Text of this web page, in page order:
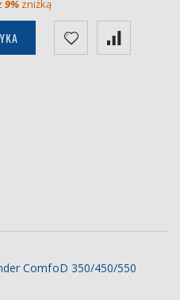
9% zniżką
ComfoD 350/450/550